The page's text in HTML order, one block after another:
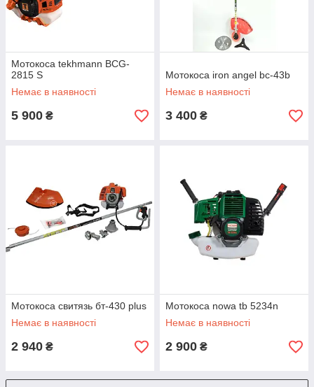
Мотокоса tekhmann BCG-
2815 S
Немає в наявності
5 900 ₴
Мотокоса iron angel bc-43b
Немає в наявності
3 400 ₴
Мотокоса свитязь бт-430 plus
Немає в наявності
2 940 ₴
Мотокоса nowa tb 5234n
Немає в наявності
2 900 ₴